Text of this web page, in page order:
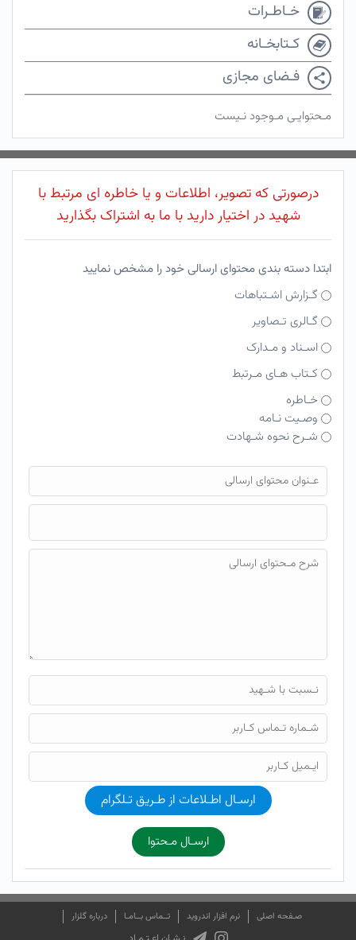
خـاطـرات
کـتابخـانه
فـضای مجازی
مـحتوایـی مـوجود نـیست
درصورتی که تصویر، اطلاعات و یا خاطره ای مرتبط با
شهید در اختیار دارید با ما به اشتراک بگذارید
ابتدا دسته بندی محتوای ارسالی خود را مشخص نمایید
گـزارش اشـتباهات
گـالری تـصاویر
اسـناد و مـدارک
کـتاب هـای مـرتبط
خـاطره
وصـیت نـامه
شـرح نحوه شـهادت
فایل محتوای ارسالی
ارسـال اطـلاعات از طـریق تـلگرام
ارسـال مـحتوا
صـفحه اصلی نرم افزار اندروید تــماس بــامـا درباره گلزار